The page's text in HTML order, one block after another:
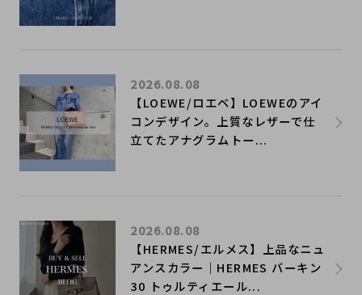
【LOEWE/ロエベ】LOEWEのアイ
コンデザイン。上質なレザーで仕
立てたアナグラムトー...
2026.08.08
【HERMES/エルメス】上品なニュ
アンスカラー｜HERMES バーキン
30 トゥルティエール...
2026.08.08